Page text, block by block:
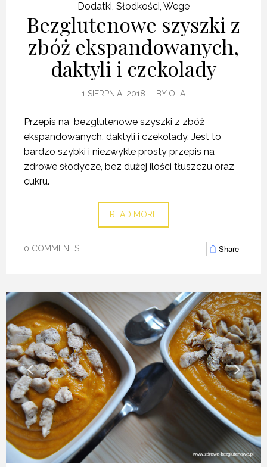
Dodatki, Słodkości, Wege
Bezglutenowe szyszki z
zbóż ekspandowanych,
daktyli i czekolady
1 SIERPNIA, 2018 BY OLA
Przepis na bezglutenowe szyszki z zbóż
ekspandowanych, daktyli i czekolady. Jest to
bardzo szybki i niezwykle prosty przepis na
zdrowe słodycze, bez dużej ilości tłuszczu oraz
cukru.
READ MORE
0 COMMENTS Share